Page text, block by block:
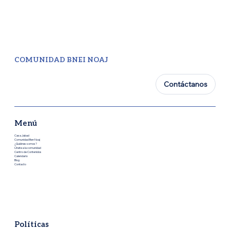
COMUNIDAD BNEI NOAJ
Contáctanos
Menú
Casa Jabad
Comunidad Ben Noaj
¿Quiénes somos?
Únete a la comunidad
Centro de Contenidos
Calendario
Blog
Contacto
Políticas